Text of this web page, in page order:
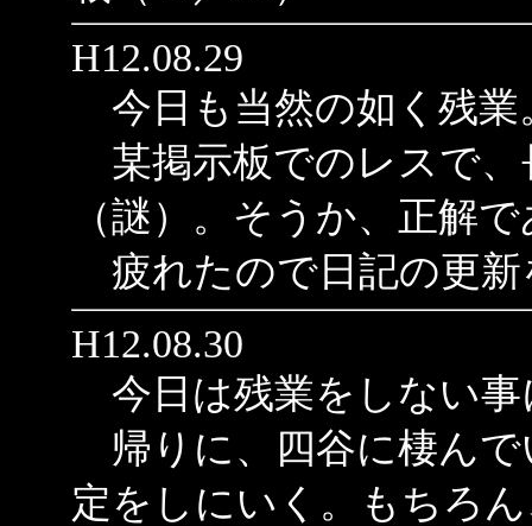
H12.08.29
今日も当然の如く残業
某掲示板でのレスで、
（謎）。そうか、正解
疲れたので日記の更新
H12.08.30
今日は残業をしない事
帰りに、四谷に棲んで
定をしにいく。もちろ